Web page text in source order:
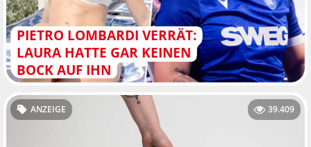
PIETRO LOMBARDI VERRÄT:
LAURA HATTE GAR KEINEN
BOCK AUF IHN
ANZEIGE 39.409